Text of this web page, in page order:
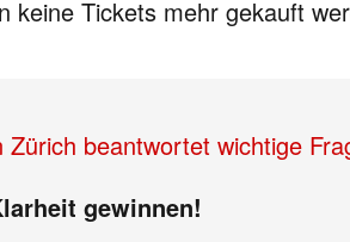
keine Tickets mehr gekauft
beantwortet wichtige
gewinnen!